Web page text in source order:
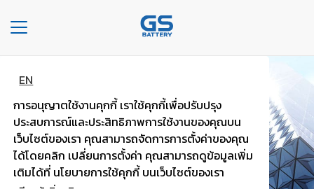
EN
การอนุญาตใช้งานคุกกี้ เราใช้คุกกี้เพื่อปรับปรุง
ประสบการณ์และประสิทธิภาพการใช้งานของคุณบน
เว็บไซต์ของเรา คุณสามารถจัดการการตั้งค่าของคุณ
ได้โดยคลิก เปลี่ยนการตั้งค่า คุณสามารถดูข้อมูลเพิ่ม
เติมได้ที่ นโยบายการใช้คุกกี้ บนเว็บไซต์ของเรา
Toggle
navigation
หน้า
หลัก
องค์กร
ประเภท
รถยนต์
แบตพลังอึด
รถยนต์นั่งส่วนบุคคล
ไฟแรง มั่นใจ กำลังไฟสตาร์ทสูง